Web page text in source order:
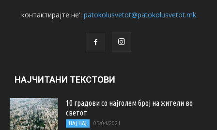
контактирајте не': patokolusvetot@patokolusvetot.mk
НАЈЧИТАНИ ТЕКСТОВИ
10 градови со најголем број на жители во
светот
НАЈ НАЈ 05/04/2021